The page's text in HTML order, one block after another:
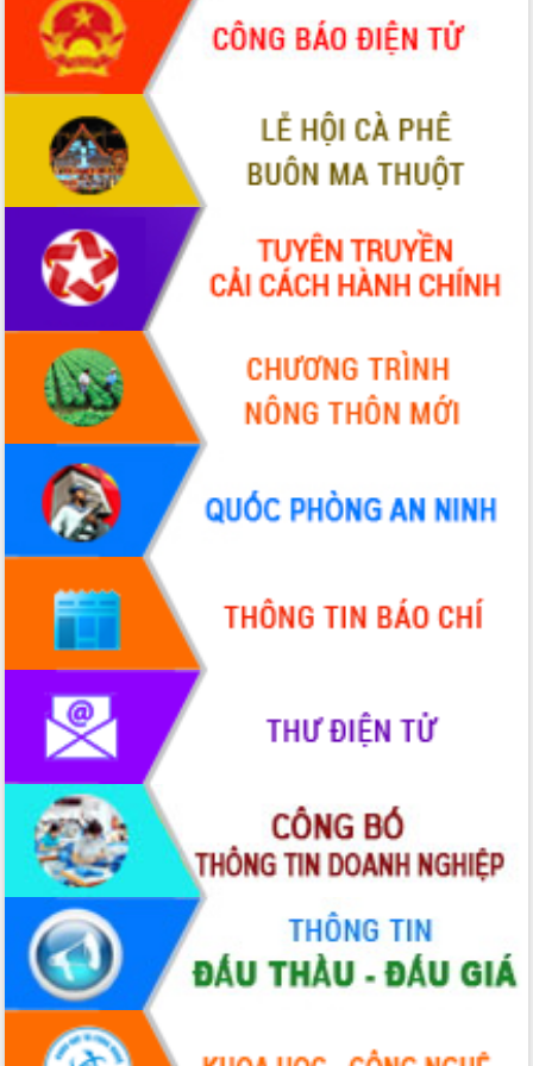
món ăn từ sầu riêng
Đắk Lắk công bố Quy hoạch và xúc
tiến đầu tư tỉnh
Ngành cá ngừ Đắk Lắk chủ động thích
ứng để giữ vững thị trường xuất khẩu
Diễn đàn Kinh tế tư nhân Việt Nam đột
phá cơ chế - Hợp tác công tư
Đề án 06 tạo bước ngoặt đột phá trong
cải cách hành chính tỉnh Đắk Lắk
Kết nối tour, đẩy mạnh chuyển đổi số
để phát triển du lịch Đắk Lắk
Khởi động Dự án Đầu tư xây dựng hạ
tầng kỹ thuật Cụm công nghiệp Tân
Gặp mặt các cơ quan báo chí nhân Kỷ
niệm 101 năm Ngày Báo chí Cách
mạng Việt Nam
Đắk Lắk sơ kết 4 năm triển khai thực
hiện Đề án 06 của Chính phủ
Họp báo thông tin về Hội nghị Công bố
Quy hoạch và Xúc tiến đầu tư tỉnh Đắk
Lắk
Khơi thông điểm nghẽn, đẩy nhanh
giải ngân vốn khắc phục thiên tai
HĐND tỉnh thông qua điều chỉnh Quy
hoạch tỉnh thời kỳ 2021-2030
Hội thảo góp ý hồ sơ điều chỉnh quy
hoạch tỉnh Đắk Lắk thời kỳ 2021-2030,
tầm nhìn đến năm 2050
Nâng cao hiệu quả hoạt động của các
doanh nghiệp nhà nước
Hội nghị triển khai kết nối mạng
truyền số liệu chuyên dùng phục vụ cơ
quan Đảng, Nhà nước
Lễ phát động chuỗi hoạt động chung
tay làm sạch môi trường
Xã Ea Kar bước chuyển mình trong
công tác cải cách hành chính mô hình
mới
UBND tỉnh họp báo định kỳ tháng 4
năm 2026